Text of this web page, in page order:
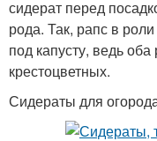
сидерат перед
рода. Так, рапс в
под капусту, ведь
крестоцветных.
Сидераты для